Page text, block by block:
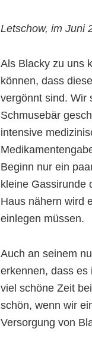
Letschow, im Juni
Als Blacky zu uns
können, dass
vergönnt sind. Wir
Schmusebär
intensive
Beginn nur ein
kleine Gassirunde
Haus nähern wird
einlegen müssen.
Auch an seinem
erkennen, dass es
viel schöne Zeit
schön, wenn wir
Versorgung von